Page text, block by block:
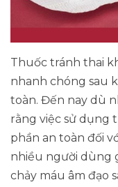
Thuốc tránh thai
nhanh chóng sau
toàn. Đến nay dù
rằng việc sử dụng
phần an toàn đối
nhiều người dùng
chảy máu âm đạo